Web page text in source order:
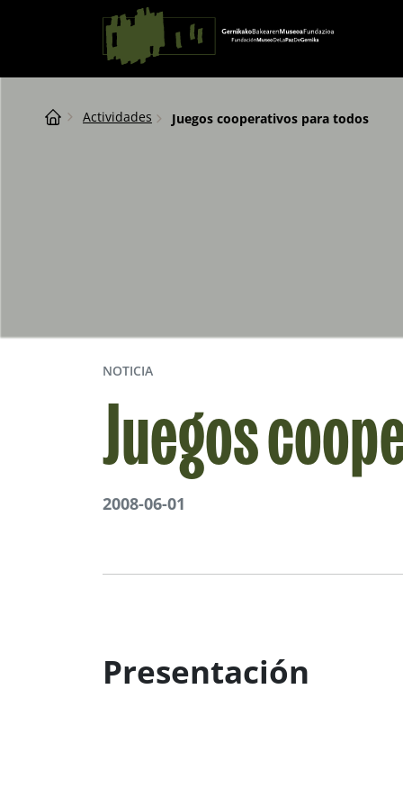
Saltar al contingut
Navegación principal
Breadcrumb
Actividades Juegos cooperativos para todos
NOTICIA
Juegos
2008-06-01
Presentación